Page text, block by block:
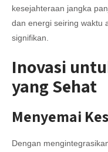
kesejahteraan jangka
dan energi seiring waktu
signifikan.
Inovasi
yang Sehat
Menyemai
Dengan